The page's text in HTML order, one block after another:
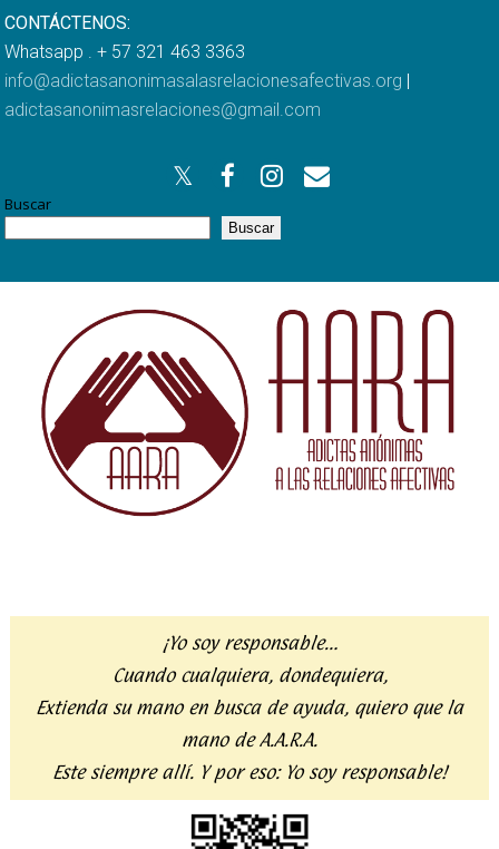
CONTÁCTENOS:
Whatsapp . + 57 321 463 3363
info@adictasanonimasalasrelacionesafectivas.org |
adictasanonimasrelaciones@gmail.com
Buscar
Buscar
¡Yo soy responsable…
Cuando cualquiera, dondequiera,
Extienda su mano en busca de ayuda, quiero que la
mano de A.A.R.A.
Este siempre allí. Y por eso: Yo soy responsable!